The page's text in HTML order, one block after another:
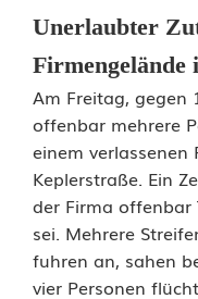
e
i
d
e
n
E
i
Unerlaubter
Firmengelände
Am Freitag, gegen
offenbar mehrere
einem verlassenen
Keplerstraße. Ein
der Firma offenbar
sei. Mehrere
fuhren an, sahen
vier Personen